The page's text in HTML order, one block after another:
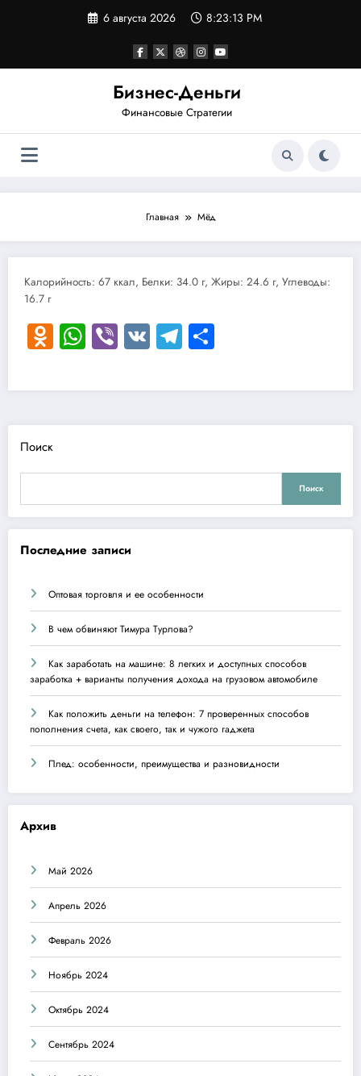
6 августа 2026 8:23:13 PM
Бизнес-Деньги
Финансовые Стратегии
Главная Мёд
Калорийность: 67 ккал, Белки: 34.0 г, Жиры: 24.6 г, Углеводы:
16.7 г
Odnoklassniki
WhatsApp
Viber
VKTelegram
Поиск
Поиск
Последние записи
Оптовая торговля и ее особенности
В чем обвиняют Тимура Турлова?
Как заработать на машине: 8 легких и доступных способов
заработка + варианты получения дохода на грузовом автомобиле
Как положить деньги на телефон: 7 проверенных способов
пополнения счета, как своего, так и чужого гаджета
Плед: особенности, преимущества и разновидности
Архив
Май 2026
Апрель 2026
Февраль 2026
Ноябрь 2024
Октябрь 2024
Сентябрь 2024